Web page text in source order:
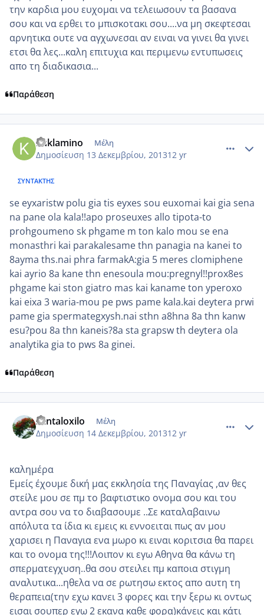
την καρδια μου ευχομαι να τελειωσουν τα βασανα
σου και να ερθει το μπισκοτακι σου....να μη σκεφτεσαι
αρνητικα ουτε να αγχωνεσαι αν ειναι να γινει θα γινει
ετσι θα λες...καλη επιτυχια και περιμενω εντυπωσεις
απο τη διαδικασια...
Παράθεση
kuklamino Μέλη
Δημοσίευση 13 Δεκεμβρίου, 201312 yr
ΣΥΝΤΆΚΤΗΣ
se eyxaristw polu gia tis eyxes sou euxomai kai gia sena
na pane ola kala!!apo proseuxes allo tipota-to
prohgoumeno sk phgame m ton kalo mou se ena
monasthri kai parakalesame thn panagia na kanei to
8ayma ths.nai phra farmakA:gia 5 meres clomiphene
kai ayrio 8a kane thn enesoula mou:pregnyl!!prox8es
phgame kai ston giatro mas kai kaname ton yperoxo
kai eixa 3 waria-mou pe pws pame kala.kai deytera prwi
pame gia spermategxysh.nai sthn a8hna 8a thn kanw
esu?pou 8a thn kaneis?8a sta grapsw th deytera ola
analytika gia to pws 8a ginei.
Παράθεση
santaloxilo Μέλη
Δημοσίευση 14 Δεκεμβρίου, 201312 yr
καλημέρα
Εμείς έχουμε δική μας εκκλησία της Παναγίας ,αν θες
στείλε μου σε πμ το βαφτιστικο ονομα σου και του
αντρα σου να το διαβασουμε ..Σε καταλαβαινω
απόλυτα τα ίδια κι εμεις κι εννοειται πως αν μου
χαρισει η Παναγια ενα μωρο κι ειναι κοριτσια θα παρει
και το ονομα της!!!Λοιπον κι εγω Αθηνα θα κάνω τη
σπερματεγχυση..θα σου στειλει πμ καποια στιγμη
αναλυτικα...ηθελα να σε ρωτησω εκτος απο αυτη τη
θεραπεια(την εχω κανει 3 φορες και την ξερω κι οντως
εισαι σουπερ εγω 2 εκανα καθε φορα)κάνεις και κάτι